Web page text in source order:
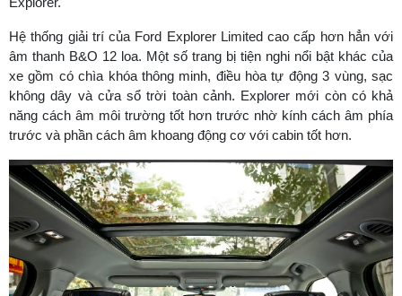
Hệ thống giải trí của Ford Explorer Limited cao cấp hơn hẳn với
âm thanh B&O 12 loa. Một số trang bị tiện nghi nổi bật khác của
xe gồm có chìa khóa thông minh, điều hòa tự động 3 vùng, sạc
không dây và cửa sổ trời toàn cảnh. Explorer mới còn có khả
năng cách âm môi trường tốt hơn trước nhờ kính cách âm phía
trước và phần cách âm khoang động cơ với cabin tốt hơn.